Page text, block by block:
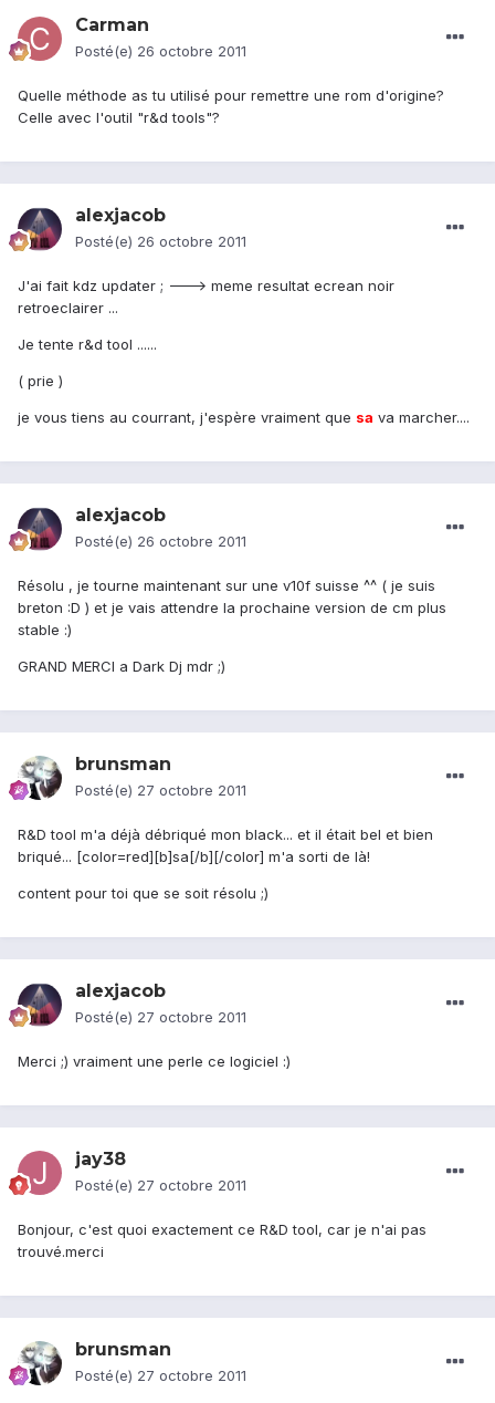
Carman
Posté(e) 26 octobre 2011
Quelle méthode as tu utilisé pour remettre une rom d'origine?
Celle avec l'outil "r&d tools"?
alexjacob
Posté(e) 26 octobre 2011
J'ai fait kdz updater ; ---> meme resultat ecrean noir
retroeclairer ...
Je tente r&d tool ......
( prie )
je vous tiens au courrant, j'espère vraiment que sa va marcher....
alexjacob
Posté(e) 26 octobre 2011
Résolu , je tourne maintenant sur une v10f suisse ^^ ( je suis
breton :D ) et je vais attendre la prochaine version de cm plus
stable :)
GRAND MERCI a Dark Dj mdr ;)
brunsman
Posté(e) 27 octobre 2011
R&D tool m'a déjà débriqué mon black... et il était bel et bien
briqué... [color=red][b]sa[/b][/color] m'a sorti de là!
content pour toi que se soit résolu ;)
alexjacob
Posté(e) 27 octobre 2011
Merci ;) vraiment une perle ce logiciel :)
jay38
Posté(e) 27 octobre 2011
Bonjour, c'est quoi exactement ce R&D tool, car je n'ai pas
trouvé.merci
brunsman
Posté(e) 27 octobre 2011